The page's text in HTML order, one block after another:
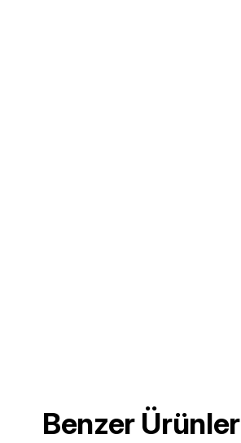
Benzer Ürünler